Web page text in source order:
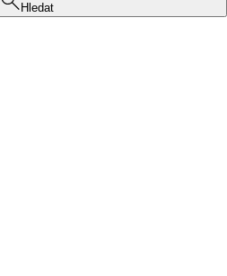
Hledat